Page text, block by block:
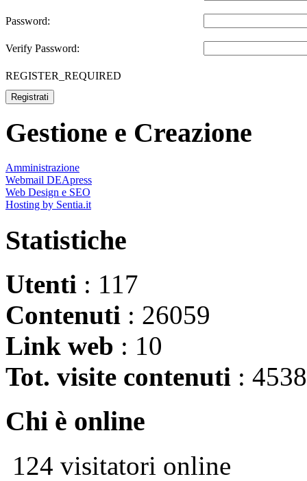
Password:
Verify Password:
REGISTER_REQUIRED
Registrati
Gestione e Creazione
Amministrazione
Webmail DEApress
Web Design e SEO
Hosting by Sentia.it
Statistiche
Utenti : 117
Contenuti : 26059
Link web : 10
Tot. visite contenuti :
Chi è online
124 visitatori online